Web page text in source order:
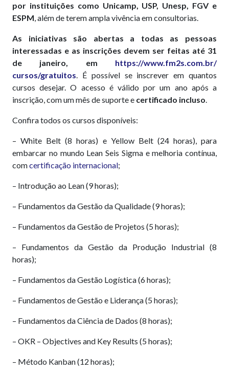
por instituições como Unicamp, USP, Unesp, FGV e
ESPM , além de terem ampla vivência em consultorias.
As iniciativas são abertas a todas as pessoas
interessadas e as inscrições devem ser feitas até 31
de janeiro, em https://www.fm2s.com.br/
cursos/gratuitos . É possível se inscrever em quantos
cursos desejar. O acesso é válido por um ano após a
inscrição, com um mês de suporte e certificado incluso
Confira todos os cursos disponíveis:
– White Belt (8 horas) e Yellow Belt (24 horas), para
embarcar no mundo Lean Seis Sigma e melhoria contínua,
comcertificação internacional;
– Introdução ao Lean (9 horas);
– Fundamentos da Gestão da Qualidade (9 horas);
– Fundamentos da Gestão de Projetos (5 horas);
– Fundamentos da Gestão da Produção Industrial (8
horas);
– Fundamentos da Gestão Logística (6 horas);
– Fundamentos de Gestão e Liderança (5 horas);
– Fundamentos da Ciência de Dados (8 horas);
– OKR – Objectives and Key Results (5 horas);
– Método Kanban (12 horas);